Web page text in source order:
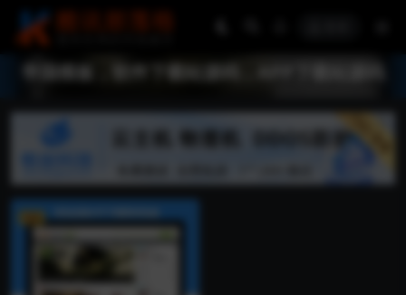
帝国模板，软件下载站源码，APP下载站源码